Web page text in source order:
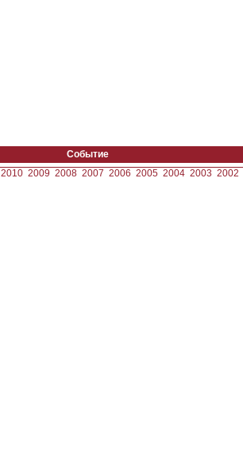
Событие
2010 2009 2008 2007 2006 2005 2004 2003 2002